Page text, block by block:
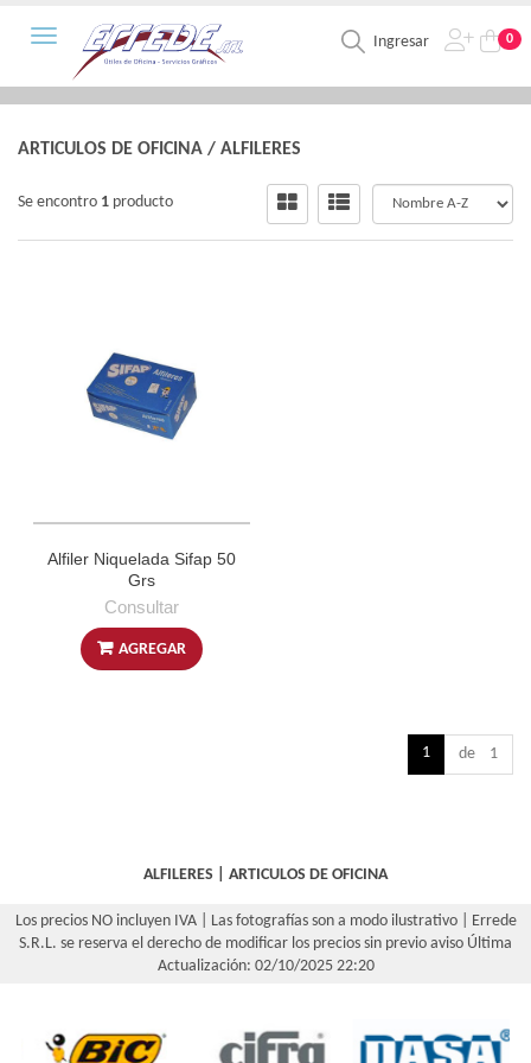
Ingresar 0
Toggle navigation
ARTICULOS DE OFICINA / ALFILERES
Se encontro 1 producto
Alfiler Niquelada Sifap 50
Grs
Consultar
AGREGAR
1 de 1
ALFILERES ARTICULOS DE OFICINA
Los precios NO incluyen IVA | Las fotografías son a modo ilustrativo | Errede
S.R.L. se reserva el derecho de modificar los precios sin previo aviso Última
Actualización: 02/10/2025 22:20